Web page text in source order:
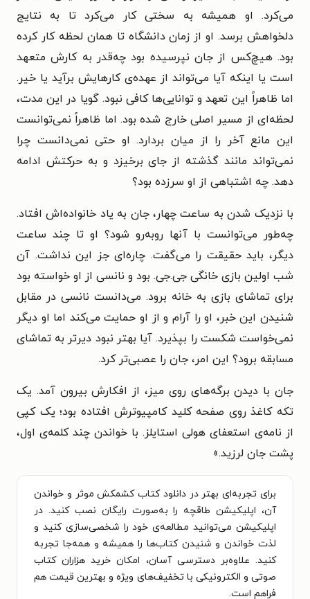
می‌کرد. او همیشه به سختی کار می‌کرد تا به نتایج
دلخواهش برسد. او از زمان دانشگاه تا همان لحظه کار کرده
بود. هیچ‌کس از جان نپرسیده بود چه‌قدر به کارش متعهد
است یا اینکه آیا می‌تواند از عهده‌ی کارهایش برآید یا خیر.
اما ظاهراً این تعهد و توانایی‌ها کافی نبود. گویا در این مدت،
لحظه‌ای از مسیر اصلی خارج شده بود. اما ظاهراً نمی‌توانست
این مانع آخر را از میان بردارد. او حتی نمی‌دانست چرا
نمی‌تواند مانند گذشته از جای برخیزد و به حرکتش ادامه
دهد. چه اشتباهی از او سرزده بود؟
با نزدیک شدن به ساعت چهار، جان به یاد خانواده‌اش افتاد.
چه‌طور می‌توانست با آنها روبه‌رو شود؟ او تا چند ساعت
دیگر، باید حقیقت را می‌گفت. چاره‌ای جز این نداشت. آن
شب اولین بازی خانگی جی.جی. بود و نانسی از او خواسته بود
برای تماشای بازی به خانه‌ برود. می‌دانست نانسی در مقابل
شنیدن این خبر، او را آرام و از او حمایت می‌کند اما او دیگر
نمی‌خواست شکست را بپذیرد. آیا بهتر نبود دیرتر به تماشای
مسابقه برود؟ این امر، جان را عصبی‌تر کرد.
جان با دیدن برگه‌های روی میز، از افکارش بیرون آمد. یک
تکه کاغذ روی صفحه کلید کامپیوترش افتاده بود؛ یک کپی
از نامه‌ی استعفای هولی استایلز. با خواندن چند کلمه‌ی اول،
پشت جان لرزید.»
برای تجربه‌ای بهتر در دانلود کتاب کشمکش موثر و خواندن
آن، اپلیکیشن طاقچه را به‌صورت رایگان نصب کنید. در
اپلیکیشن می‌توانید مطالعه‌ی خود را شخصی‌سازی کنید و
لذت خواندن و شنیدن کتاب‌ها را همیشه و همه‌جا تجربه
کنید. علاوه‌بر دسترسی آسان، امکان خرید هزاران کتاب
صوتی و الکترونیکی با تخفیف‌های ویژه و بهترین قیمت هم
فراهم است.